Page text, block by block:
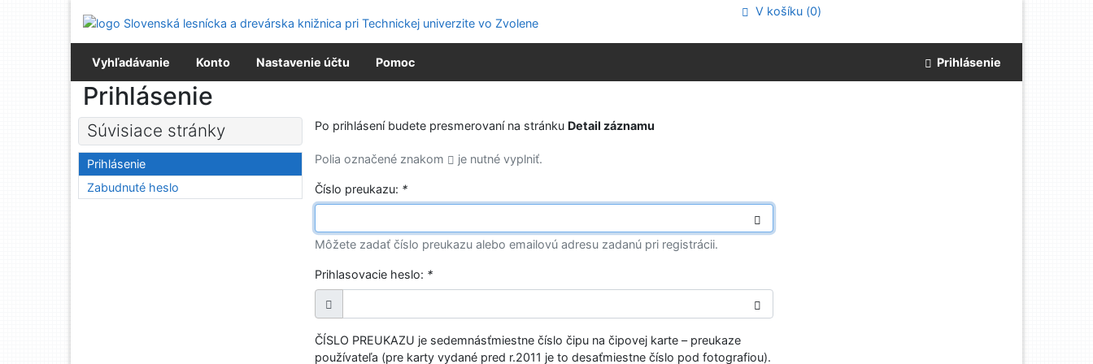
Prejsť na menu
Prehlásenie o webovej prístupnosti
V košíku (0)
Vyhľadávanie Konto Nastavenie účtu Pomoc Prihlásenie
Prihlásenie
Po prihlásení budete presmerovaní na stránku Detail záznamu
Polia označené znakom je nutné vyplniť.
Číslo preukazu: *
Môžete zadať číslo preukazu alebo emailovú adresu zadanú pri registrácii.
Prihlasovacie heslo: *
ČÍSLO PREUKAZU je sedemnásťmiestne číslo čipu na čipovej karte – preukaze
používateľa (pre karty vydané pred r.2011 je to desaťmiestne číslo pod fotografiou).
Súvisiace stránky
Prihlásenie
Zabudnuté heslo